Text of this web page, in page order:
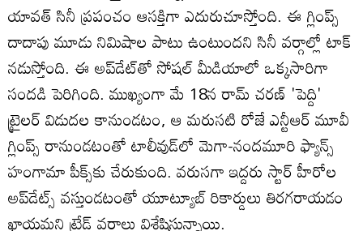
యావత్ సినీ ప్రపంచం ఆసక్తిగా ఎదురుచూస్తోంది. ఈ గ్లింప్స్
దాదాపు మూడు నిమిషాల పాటు ఉంటుందని సినీ వర్గాల్లో టాక్
నడుస్తోంది. ఈ అప్‌డేట్‌తో సోషల్ మీడియాలో ఒక్కసారిగా
సందడి పెరిగింది. ముఖ్యంగా మే 18న రామ్ చరణ్ 'పెద్ది'
ట్రైలర్ విడుదల కానుండటం, ఆ మరుసటి రోజే ఎన్టీఆర్ మూవీ
గ్లింప్స్ రానుండటంతో టాలీవుడ్‌లో మెగా-నందమూరి ఫ్యాన్స్
హంగామా పీక్స్‌కు చేరుకుంది. వరుసగా ఇద్దరు స్టార్ హీరోల
అప్‌డేట్స్ వస్తుండటంతో యూట్యూబ్ రికార్డులు తిరగరాయడం
ఖాయమని ట్రేడ్ వర్గాలు విశ్లేషిస్తున్నాయి.